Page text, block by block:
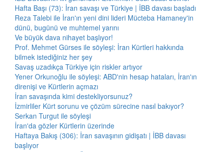
Hafta Başı (73): İran savaşı ve Türkiye | İBB davası başladı
Reza Talebi ile İran'ın yeni dini lideri Mücteba Hamaney'in
dünü, bugünü ve muhtemel yarını
Ve büyük dava nihayet başlıyor!
Prof. Mehmet Gürses ile söyleşi: İran Kürtleri hakkında
bilmek istediğiniz her şey
Savaş uzadıkça Türkiye için riskler artıyor
Yener Orkunoğlu ile söyleşi: ABD'nin hesap hataları, İran'ın
direnişi ve Kürtlerin açmazı
İran savaşında kimi destekliyorsunuz?
İzmirliler Kürt sorunu ve çözüm sürecine nasıl bakıyor?
Serkan Turgut ile söyleşi
İran'da gözler Kürtlerin üzerinde
Haftaya Bakış (306): İran savaşının gidişatı | İBB davası
başlıyor